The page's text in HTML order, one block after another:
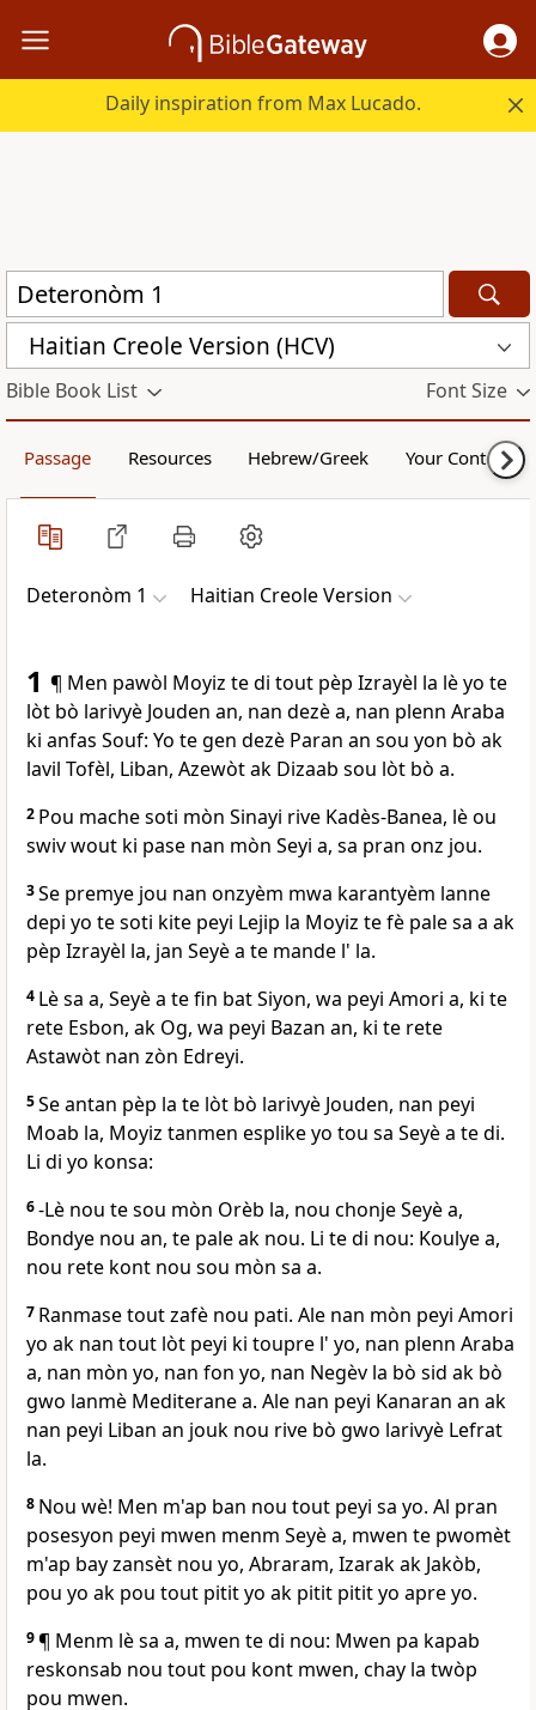
Daily inspiration from Max Lucado.
Haitian Creole Version (HCV)
Bible Book List Font Size
Passage Resources Hebrew/Greek Your Content
Deteronòm 1 Haitian Creole Version
1 ¶ Men pawòl Moyiz te di tout pèp Izrayèl la lè yo te
lòt bò larivyè Jouden an, nan dezè a, nan plenn Araba
ki anfas Souf: Yo te gen dezè Paran an sou yon bò ak
lavil Tofèl, Liban, Azewòt ak Dizaab sou lòt bò a.
2 Pou mache soti mòn Sinayi rive Kadès-Banea, lè ou
swiv wout ki pase nan mòn Seyi a, sa pran onz jou.
3Se premye jou nan onzyèm mwa karantyèm lanne
depi yo te soti kite peyi Lejip la Moyiz te fè pale sa a ak
pèp Izrayèl la, jan Seyè a te mande l' la.
4 Lè sa a, Seyè a te fin bat Siyon, wa peyi Amori a, ki te
rete Esbon, ak Og, wa peyi Bazan an, ki te rete
Astawòt nan zòn Edreyi.
5Se antan pèp la te lòt bò larivyè Jouden, nan peyi
Moab la, Moyiz tanmen esplike yo tou sa Seyè a te di.
Li di yo konsa:
6-Lè nou te sou mòn Orèb la, nou chonje Seyè a,
Bondye nou an, te pale ak nou. Li te di nou: Koulye a,
nou rete kont nou sou mòn sa a.
7 Ranmase tout zafè nou pati. Ale nan mòn peyi Amori
yo ak nan tout lòt peyi ki toupre l' yo, nan plenn Araba
a, nan mòn yo, nan fon yo, nan Negèv la bò sid ak bò
gwo lanmè Mediterane a. Ale nan peyi Kanaran an ak
nan peyi Liban an jouk nou rive bò gwo larivyè Lefrat
la.
8 Nou wè! Men m'ap ban nou tout peyi sa yo. Al pran
posesyon peyi mwen menm Seyè a, mwen te pwomèt
m'ap bay zansèt nou yo, Abraram, Izarak ak Jakòb,
pou yo ak pou tout pitit yo ak pitit pitit yo apre yo.
9¶ Menm lè sa a, mwen te di nou: Mwen pa kapab
reskonsab nou tout pou kont mwen, chay la twòp
pou mwen.